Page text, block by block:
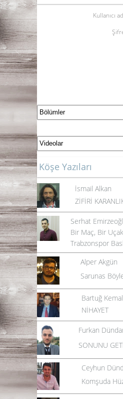
Kullanıcı
Köşe Yazıları
İsmail Alkan
ZİFİRİ
Serhat
Bir Maç, Bir
Trabzonspor
Alper Akgün
Sarunas
Bartuğ
NİHAYET
Furkan
SONUNU
Ceyhun
Komşuda